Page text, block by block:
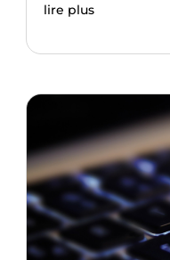
lire plus